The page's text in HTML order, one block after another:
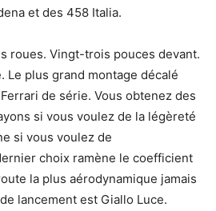
et des 458 Italia.
roues. Vingt-trois pouces devant.
Le plus grand montage décalé
de série. Vous obtenez des
si vous voulez de la légèreté
si vous voulez de
choix ramène le coefficient
la plus aérodynamique jamais
lancement est Giallo Luce.